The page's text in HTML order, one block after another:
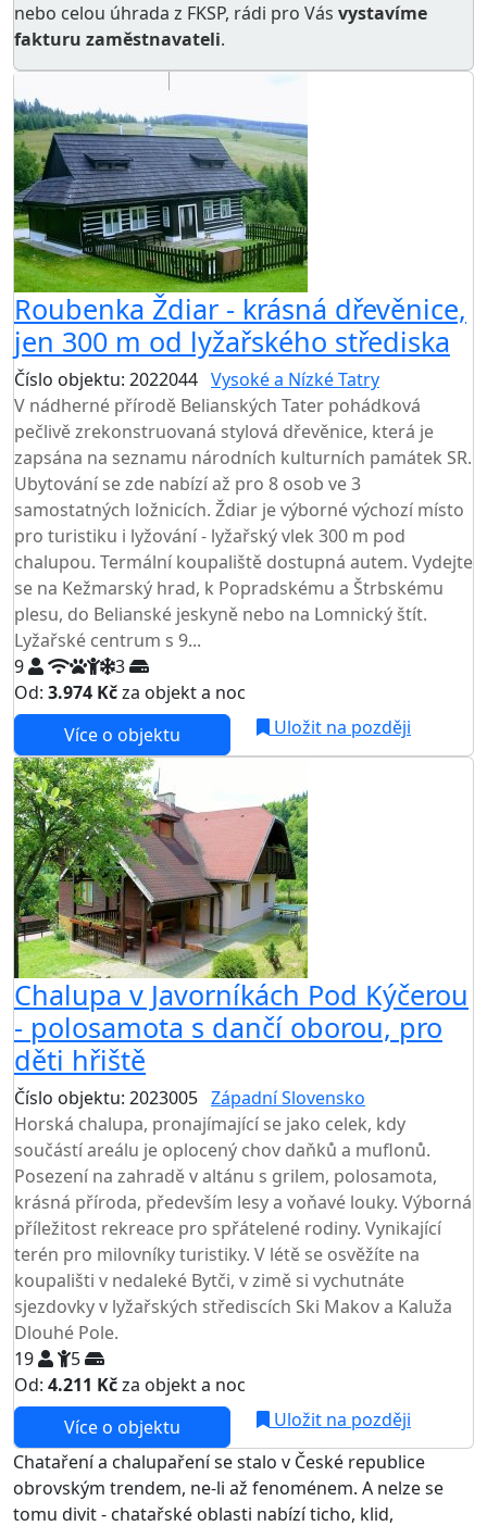
nebo celou úhrada z FKSP, rádi pro Vás vystavíme
fakturu zaměstnavateli.
Roubenka Ždiar - krásná dřevěnice,
jen 300 m od lyžařského střediska
Číslo objektu: 2022044 Vysoké a Nízké Tatry
V nádherné přírodě Belianských Tater pohádková
pečlivě zrekonstruovaná stylová dřevěnice, která je
zapsána na seznamu národních kulturních památek SR.
Ubytování se zde nabízí až pro 8 osob ve 3
samostatných ložnicích. Ždiar je výborné výchozí místo
pro turistiku i lyžování - lyžařský vlek 300 m pod
chalupou. Termální koupaliště dostupná autem. Vydejte
se na Kežmarský hrad, k Popradskému a Štrbskému
plesu, do Belianské jeskyně nebo na Lomnický štít.
Lyžařské centrum s 9...
9
3
Od: 3.974 Kčza objekt a noc
Více o objektu Uložit na později
Chalupa v Javorníkách Pod Kýčerou
- polosamota s dančí oborou, pro
děti hřiště
Číslo objektu: 2023005 Západní Slovensko
Horská chalupa, pronajímající se jako celek, kdy
součástí areálu je oplocený chov daňků a muflonů.
Posezení na zahradě v altánu s grilem, polosamota,
krásná příroda, především lesy a voňavé louky. Výborná
příležitost rekreace pro spřátelené rodiny. Vynikající
terén pro milovníky turistiky. V létě se osvěžíte na
koupališti v nedaleké Bytči, v zimě si vychutnáte
sjezdovky v lyžařských střediscích Ski Makov a Kaluža
Dlouhé Pole.
19
5
Od: 4.211 Kčza objekt a noc
Více o objektu
Uložit na později
Chataření a chalupaření se stalo v České republice
obrovským trendem, ne-li až fenoménem. A nelze se
tomu divit - chatařské oblasti nabízí ticho, klid,